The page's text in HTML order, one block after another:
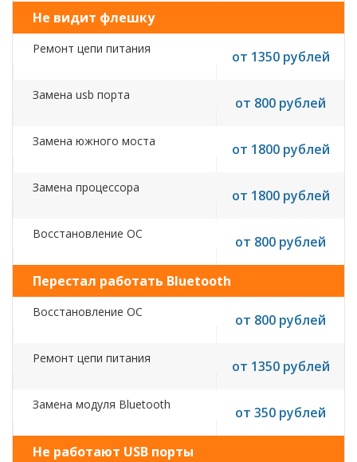
Не видит флешку
Ремонт цепи питания от 1350 рублей
Замена usb порта от 800 рублей
Замена южного моста от 1800 рублей
Замена процессора от 1800 рублей
Восстановление ОС от 800 рублей
Перестал работать Bluetooth
Восстановление ОС от 800 рублей
Ремонт цепи питания от 1350 рублей
Замена модуля Bluetooth от 350 рублей
Не работают USB порты